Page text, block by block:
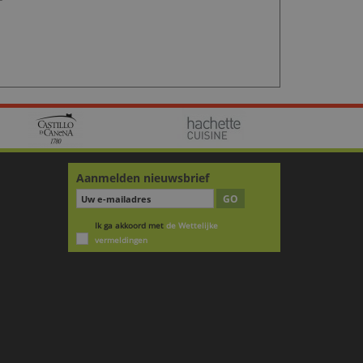
Aanmelden nieuwsbrief
GO
Ik ga akkoord met de Wettelijke
vermeldingen